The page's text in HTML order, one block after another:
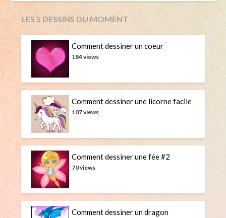
LES 5 DESSINS DU MOMENT
Comment dessiner un coeur
184 views
Comment dessiner une licorne facile
107 views
Comment dessiner une fée #2
70 views
Comment dessiner un dragon